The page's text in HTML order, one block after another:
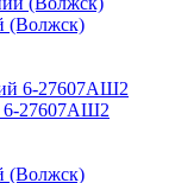
(Волжск)
6-27607АШ2